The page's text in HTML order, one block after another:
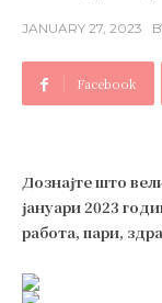
JANUARY 27, 2023
Facebook
Дознајте што
јануари 2023
работа, пари,